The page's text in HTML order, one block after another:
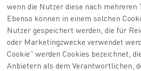
wenn die Nutzer diese nach mehreren
Ebenso können in einem solchen
Nutzer gespeichert werden, die für
oder Marketingzwecke verwendet
Cookie” werden Cookies bezeichnet,
Anbietern als dem Verantwortlichen,